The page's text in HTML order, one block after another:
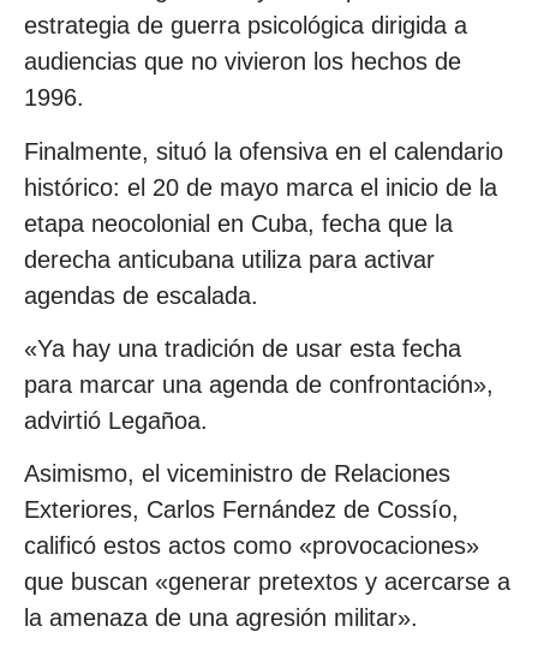
estrategia de guerra psicológica dirigida a
audiencias que no vivieron los hechos de
1996.
Finalmente, situó la ofensiva en el calendario
histórico: el 20 de mayo marca el inicio de la
etapa neocolonial en Cuba, fecha que la
derecha anticubana utiliza para activar
agendas de escalada.
«Ya hay una tradición de usar esta fecha
para marcar una agenda de confrontación»,
advirtió Legañoa.
Asimismo, el viceministro de Relaciones
Exteriores, Carlos Fernández de Cossío,
calificó estos actos como «provocaciones»
que buscan «generar pretextos y acercarse a
la amenaza de una agresión militar».